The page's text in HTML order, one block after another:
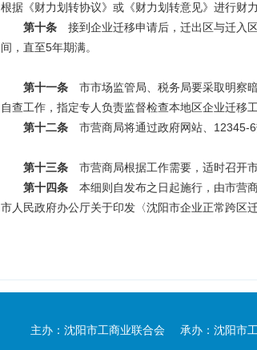
根据《财力划转协议》或《财力划转意见》进行财力
第十条 接到企业迁移申请后，迁出区与迁入
间，直至5年期满。
第十一条 市市场监管局、税务局要采取明察
自查工作， 指定专人负责监督检查本地区企业迁移
第十二条 市营商局将通过政府网站、12345-
第十三条 市营商局根据工作需要，适时召开
第十四条 本细则自发布之日起施行，由市营
市人民政府办公厅关于印发〈沈阳市企业正常跨区
主办：沈阳市工商业联合会 承办：沈阳市